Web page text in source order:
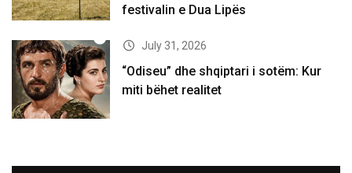
festivalin e Dua Lipës
July 31, 2026
“Odiseu” dhe shqiptari i sotëm: Kur
miti bëhet realitet